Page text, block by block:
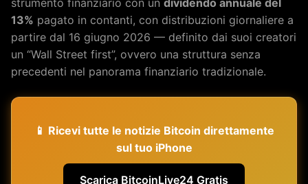
13% pagato in contanti, con distribuzioni giornaliere a
partire dal 16 giugno 2026 — definito dai suoi creatori
un “Wall Street first”, ovvero una struttura senza
precedenti nel panorama finanziario tradizionale.
📱 Ricevi tutte le notizie Bitcoin direttamente
sul tuo iPhone
Scarica BitcoinLive24 Gratis